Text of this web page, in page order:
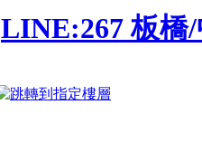
LINE:267 板橋